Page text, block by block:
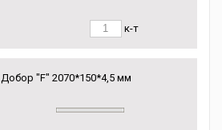
к-т
Добор "F" 2070*150*4,5 мм